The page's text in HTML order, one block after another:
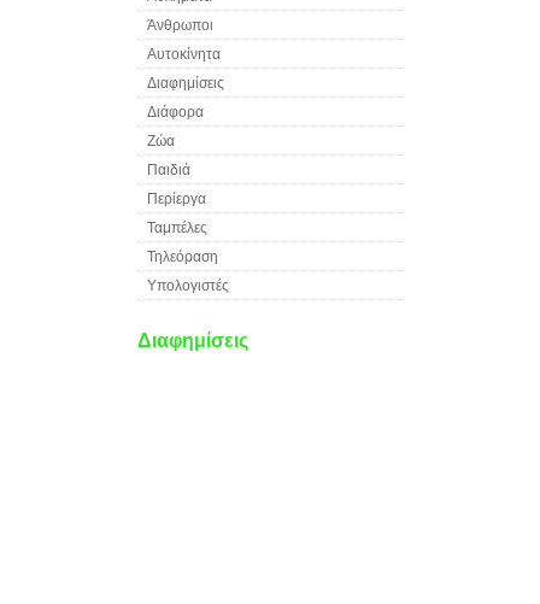
Άνθρωποι
Αυτοκίνητα
Διαφημίσεις
Διάφορα
Ζώα
Παιδιά
Περίεργα
Ταμπέλες
Τηλεόραση
Υπολογιστές
Διαφημίσεις